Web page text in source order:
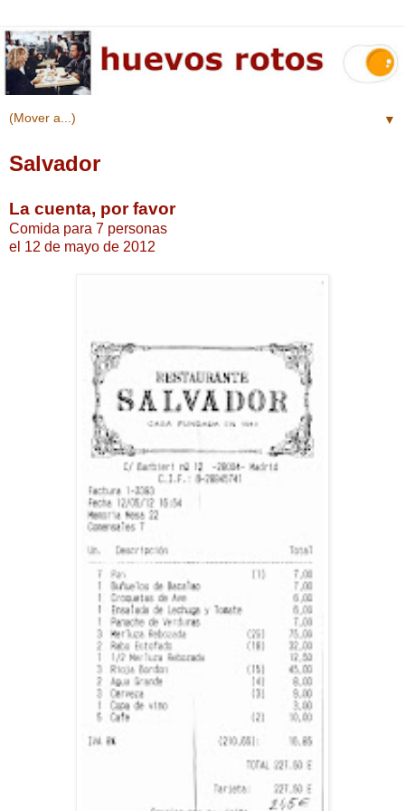
▼
Salvador
La cuenta, por favor
Comida para 7 personas
el 12 de mayo de 2012